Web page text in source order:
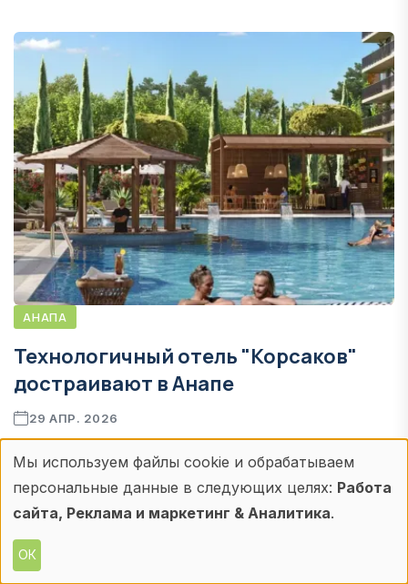
АНАПА
Технологичный отель "Корсаков"
достраивают в Анапе
29 АПР. 2026
Гостиничный комплекс разместится на
застройщик ГК "СКК" введет в эксплуатацию уже
преимуществ отеля - набор используемых
инновационных решений для работы с гостями
Использование
персональных
данных
Мы используем файлы cookie и обрабатываем
персональные данные в следующих целях: Работа
сайта, Реклама и маркетинг & Аналитика.
ОК